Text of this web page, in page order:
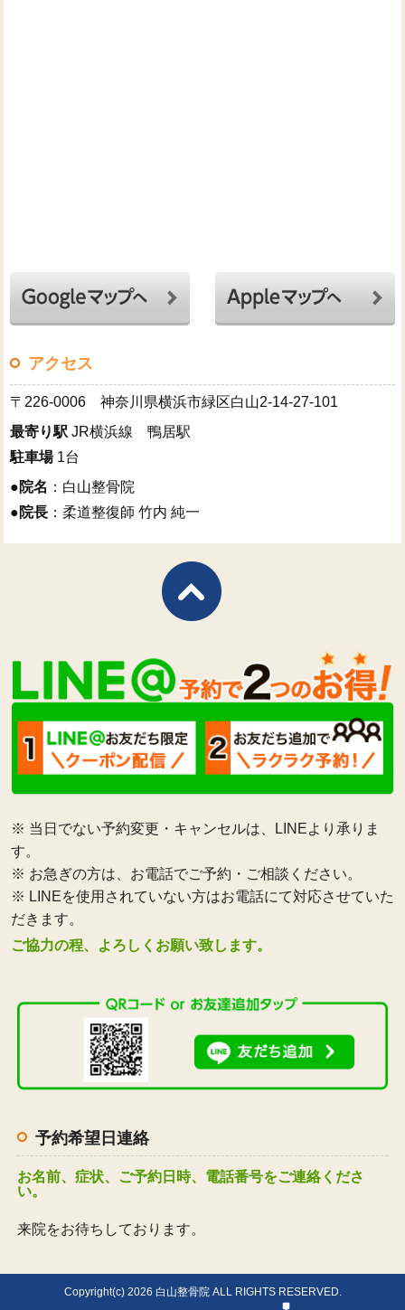
アクセス
〒226-0006 神奈川県横浜市緑区白山2-14-27-101
最寄り駅 JR横浜線 鴨居駅
駐車場1台
●院名 ：白山整骨院
●院長 ：柔道整復師 竹内 純一
※ 当日でない予約変更・キャンセルは、LINEより承りま
す。
※ お急ぎの方は、お電話でご予約・ご相談ください。
※ LINEを使用されていない方はお電話にて対応させていた
だきます。
ご協力の程、よろしくお願い致します。
予約希望日連絡
お名前、症状、ご予約日時、電話番号をご連絡くださ
い。
来院をお待ちしております。
Copyright(c) 2026 白山整骨院 ALL RIGHTS RESERVED.